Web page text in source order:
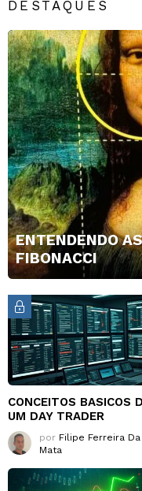
DESTAQUES
ENTENDENDO
FIBONACCI
CONCEITOS BASICOS
UM DAY TRADER
por Filipe Ferreira Da
Mata